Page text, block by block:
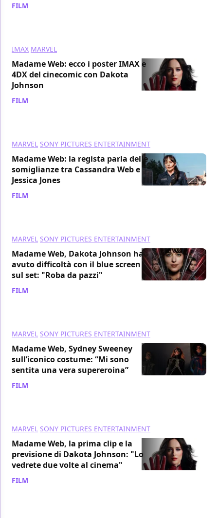
FILM
IMAX MARVEL
Madame Web: ecco i poster IMAX e
4DX del cinecomic con Dakota
Johnson
FILM
MARVEL SONY PICTURES ENTERTAINMENT
Madame Web: la regista parla delle
somiglianze tra Cassandra Web e
Jessica Jones
FILM
MARVEL SONY PICTURES ENTERTAINMENT
Madame Web, Dakota Johnson ha
avuto difficoltà con il blue screen
sul set: "Roba da pazzi"
FILM
MARVEL SONY PICTURES ENTERTAINMENT
Madame Web, Sydney Sweeney
sull’iconico costume: “Mi sono
sentita una vera supereroina”
FILM
MARVEL SONY PICTURES ENTERTAINMENT
Madame Web, la prima clip e la
previsione di Dakota Johnson: "Lo
vedrete due volte al cinema"
FILM